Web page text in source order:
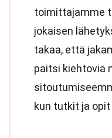
toimittajamme
jokaisen
takaa, että
paitsi kiehtovia
kun tutkit ja